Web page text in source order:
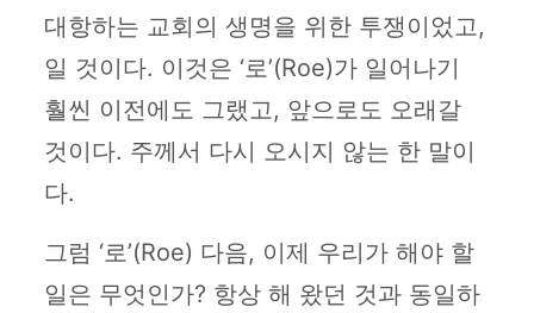
대항하는 교회의 생명을 위한 투쟁이었고,
일 것이다. 이것은 ‘로’(Roe)가 일어나기
훨씬 이전에도 그랬고, 앞으로도 오래갈
것이다. 주께서 다시 오시지 않는 한 말이
다.
그럼 ‘로’(Roe) 다음, 이제 우리가 해야 할
일은 무엇인가? 항상 해 왔던 것과 동일하